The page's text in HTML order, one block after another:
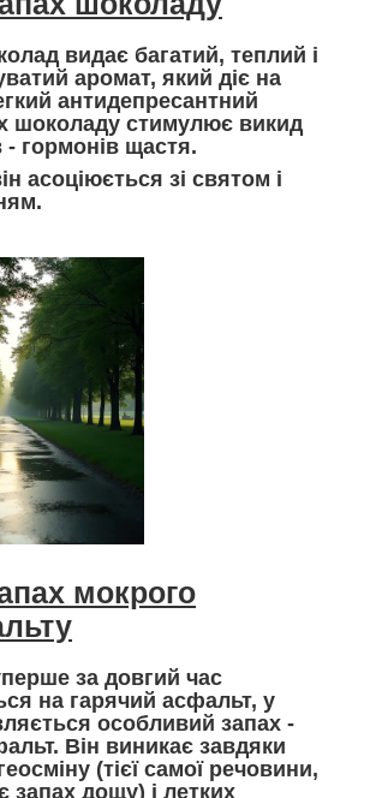
видає багатий, теплий і
аромат, який діє на
антидепресантний
шоколаду стимулює викид
- гормонів щастя.
асоціюється зі святом і
мокрого
за довгий час
на гарячий асфальт, у
особливий запах -
Він виникає завдяки
(тієї самої речовини,
запах дощу) і летких